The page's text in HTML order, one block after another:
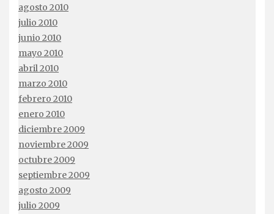
agosto 2010
julio 2010
junio 2010
mayo 2010
abril 2010
marzo 2010
febrero 2010
enero 2010
diciembre 2009
noviembre 2009
octubre 2009
septiembre 2009
agosto 2009
julio 2009